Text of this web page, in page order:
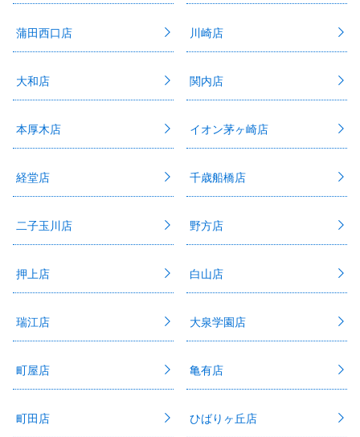
蒲田西口店 川崎店
大和店 関内店
本厚木店 イオン茅ヶ崎店
経堂店 千歳船橋店
二子玉川店 野方店
押上店 白山店
瑞江店 大泉学園店
町屋店 亀有店
町田店 ひばりヶ丘店